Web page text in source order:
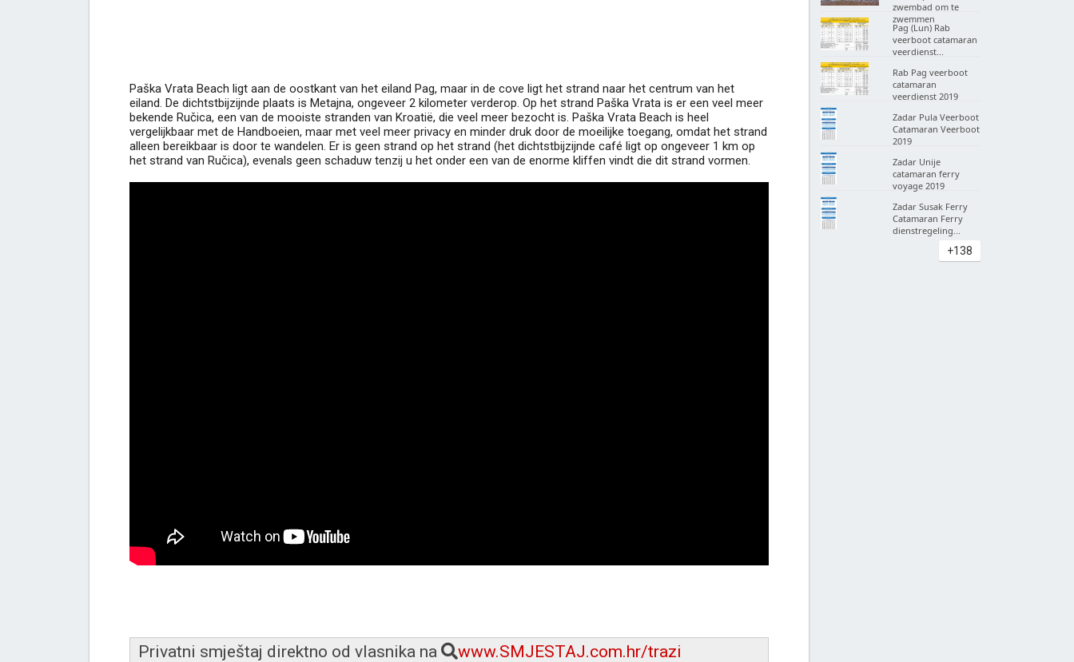
Paška Vrata Beach ligt aan de oostkant van het eiland Pag, maar in de cove ligt het strand naar het centrum van het
eiland. De dichtstbijzijnde plaats is Metajna, ongeveer 2 kilometer verderop. Op het strand Paška Vrata is er een veel meer
bekende Ručica, een van de mooiste stranden van Kroatië, die veel meer bezocht is. Paška Vrata Beach is heel
vergelijkbaar met de Handboeien, maar met veel meer privacy en minder druk door de moeilijke toegang, omdat het strand
alleen bereikbaar is door te wandelen. Er is geen strand op het strand (het dichtstbijzijnde café ligt op ongeveer 1 km op
het strand van Ručica), evenals geen schaduw tenzij u het onder een van de enorme kliffen vindt die dit strand vormen.
Privatni smještaj direktno od vlasnika na www.SMJESTAJ.com.hr/trazi
zwembad om te
zwemmen
Pag (Lun) Rab
veerboot catamaran
veerdienst...
Rab Pag veerboot
catamaran
veerdienst 2019
Zadar Pula Veerboot
Catamaran Veerboot
2019
Zadar Unije
catamaran ferry
voyage 2019
Zadar Susak Ferry
Catamaran Ferry
dienstregeling...
+138